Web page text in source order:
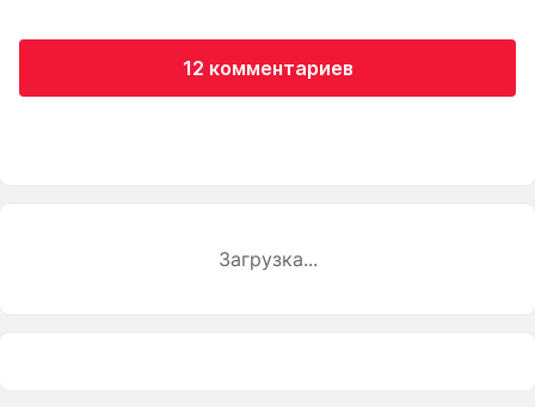
12 комментариев
Загрузка...